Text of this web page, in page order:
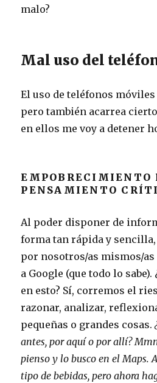
malo?
Mal uso del
El uso de teléfonos
pero también acarrea
en ellos me voy a detener
EMPOBRECIMIENTO
PENSAMIENTO
Al poder disponer de
forma tan rápida y sencilla,
por nosotros/as mismos/
a Google (que todo lo sabe).
en esto? Sí, corremos el
razonar, analizar,
pequeñas o grandes cosas.
antes, por aquí o por allí?
pienso y lo busco en el Maps.
tipo de bebidas, pero ahora